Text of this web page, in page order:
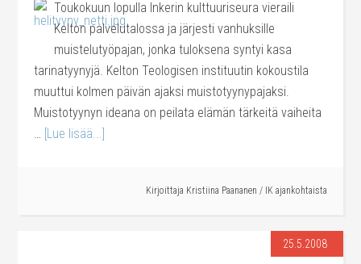
Toukokuun lopulla Inkerin kulttuuriseura vieraili
Kelton palvelutalossa ja järjesti vanhuksille
muistelutyöpajan, jonka tuloksena syntyi kasa
tarinatyynyjä. Kelton Teologisen instituutin kokoustila
muuttui kolmen päivän ajaksi muistotyynypajaksi.
Muistotyynyn ideana on peilata elämän tärkeitä vaiheita
… [Lue lisää...]
Kirjoittaja Kristiina Paananen / IK ajankohtaista
25.5.2008